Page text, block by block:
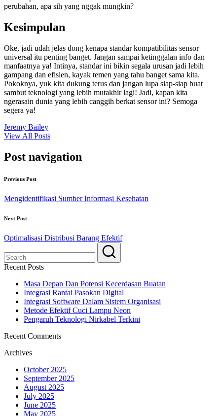
perubahan, apa sih yang nggak mungkin?
Kesimpulan
Oke, jadi udah jelas dong kenapa standar kompatibilitas sensor
universal itu penting banget. Jangan sampai ketinggalan info dan
manfaatnya ya! Intinya, standar ini bikin segala urusan jadi lebih
gampang dan efisien, kayak temen yang tahu banget sama kita.
Pokoknya, yuk kita dukung terus dan jangan lupa siap-siap buat
sambut teknologi yang lebih mutakhir lagi! Jadi, kapan kita
ngerasain dunia yang lebih canggih berkat sensor ini? Semoga
segera ya!
Jeremy Bailey
View All Posts
Post navigation
Previous Post
Mengidentifikasi Sumber Informasi Kesehatan
Next Post
Optimalisasi Distribusi Barang Efektif
Recent Posts
Masa Depan Dan Potensi Kecerdasan Buatan
Integrasi Rantai Pasokan Digital
Integrasi Software Dalam Sistem Organisasi
Metode Efektif Cuci Lampu Neon
Pengaruh Teknologi Nirkabel Terkini
Recent Comments
Archives
October 2025
September 2025
August 2025
July 2025
June 2025
May 2025